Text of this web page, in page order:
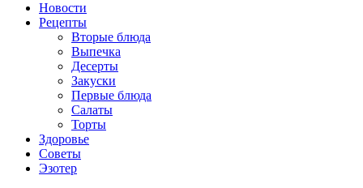
Новости
Рецепты
Вторые блюда
Выпечка
Десерты
Закуски
Первые блюда
Салаты
Торты
Здоровье
Советы
Эзотер